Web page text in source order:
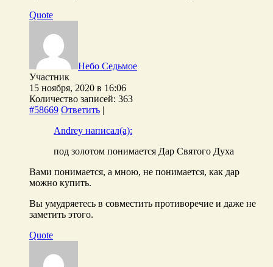
Quote
Небо Седьмое
Участник
15 ноября, 2020 в 16:06
Количество записей: 363
#58669 Ответить |
Andrey написал(а):
под золотом понимается Дар Святого Духа
Вами понимается, а мною, не понимается, как дар
можно купить.
Вы умудряетесь в совместить противоречие и даже не
заметить этого.
Quote